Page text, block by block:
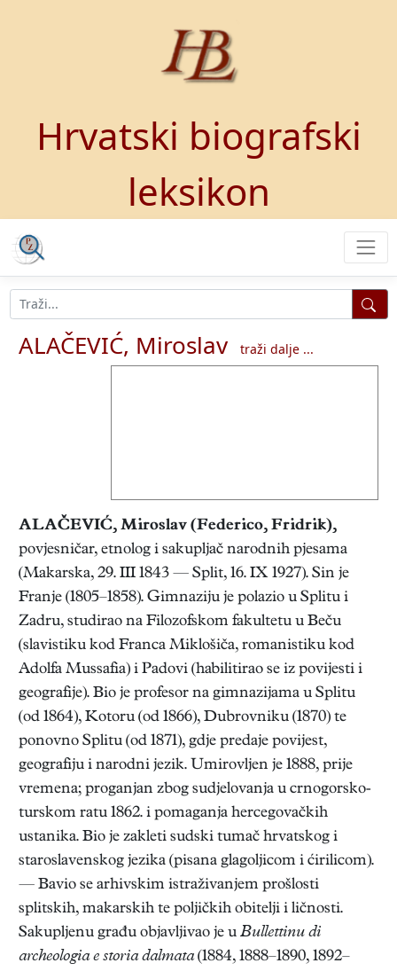
Hrvatski biografski
leksikon
ALAČEVIĆ, Miroslav traži dalje ...
ALAČEVIĆ, Miroslav (Federico, Fridrik),
povjesničar, etnolog i sakupljač narodnih pjesama
(Makarska, 29. III 1843 — Split, 16. IX 1927). Sin je
Franje (1805–1858). Gimnaziju je polazio u Splitu i
Zadru, studirao na Filozofskom fakultetu u Beču
(slavistiku kod Franca Miklošiča, romanistiku kod
Adolfa Mussafia) i Padovi (habilitirao se iz povijesti i
geografije). Bio je profesor na gimnazijama u Splitu
(od 1864), Kotoru (od 1866), Dubrovniku (1870) te
ponovno Splitu (od 1871), gdje predaje povijest,
geografiju i narodni jezik. Umirovljen je 1888, prije
vremena; proganjan zbog sudjelovanja u crnogorsko-
turskom ratu 1862. i pomaganja hercegovačkih
ustanika. Bio je zakleti sudski tumač hrvatskog i
staroslavenskog jezika (pisana glagoljicom i ćirilicom).
— Bavio se arhivskim istraživanjem prošlosti
splitskih, makarskih te poljičkih obitelji i ličnosti.
Sakupljenu građu objavljivao je u Bullettinu di
archeologia e storia dalmata(1884, 1888–1890, 1892–